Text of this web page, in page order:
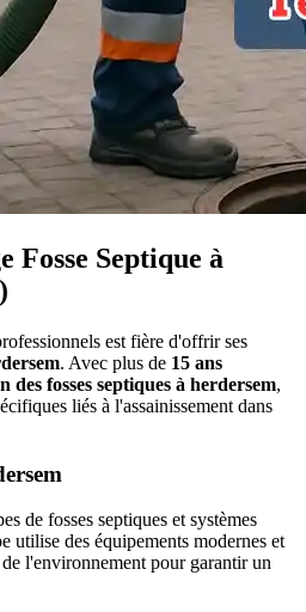
Fosse Septique à
est fière d'offrir ses
. Avec plus de 15 ans
fosses septiques à herdersem,
liés à l'assainissement dans
de fosses septiques et systèmes
utilise des équipements modernes et
de l'environnement pour garantir un